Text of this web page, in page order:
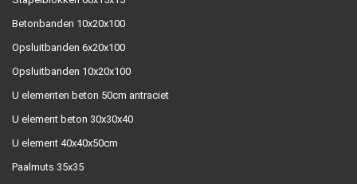
Betonbanden 10x20x100
Opsluitbanden 6x20x100
Opsluitbanden 10x20x100
U elementen beton 50cm antraciet
U element beton 30x30x40
U element 40x40x50cm
Paalmuts 35x35